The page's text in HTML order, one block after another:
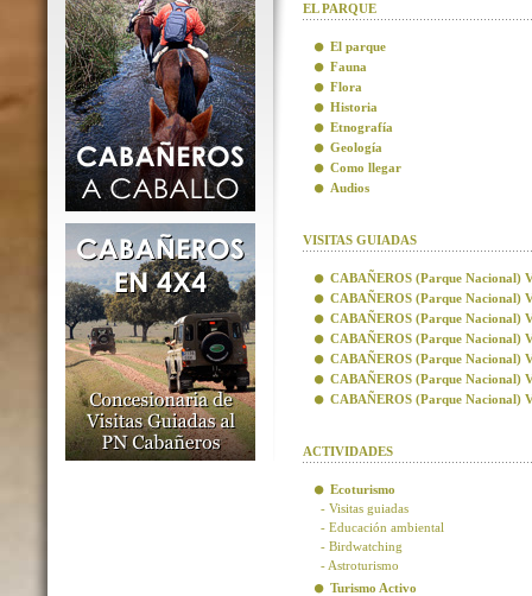
EL PARQUE
El parque
Fauna
Flora
Historia
Etnografía
Geología
Como llegar
Audios
VISITAS GUIADAS
CABAÑEROS (Parque Nacional)
CABAÑEROS (Parque Nacional)
CABAÑEROS (Parque Nacional)
CABAÑEROS (Parque Nacional)
CABAÑEROS (Parque Nacional)
CABAÑEROS (Parque Nacional)
CABAÑEROS (Parque Nacional)
ACTIVIDADES
Ecoturismo
- Visitas guiadas
- Educación ambiental
- Birdwatching
- Astroturismo
Turismo Activo